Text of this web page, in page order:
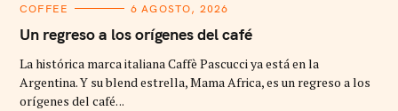
C
T
E
O
R
I
E
COFFEE 6 AGOSTO, 2026
Un regreso a los orígenes del café
La histórica marca italiana Caffè Pascucci ya está en la
Argentina. Y su blend estrella, Mama Africa, es un regreso a los
orígenes del café. ..